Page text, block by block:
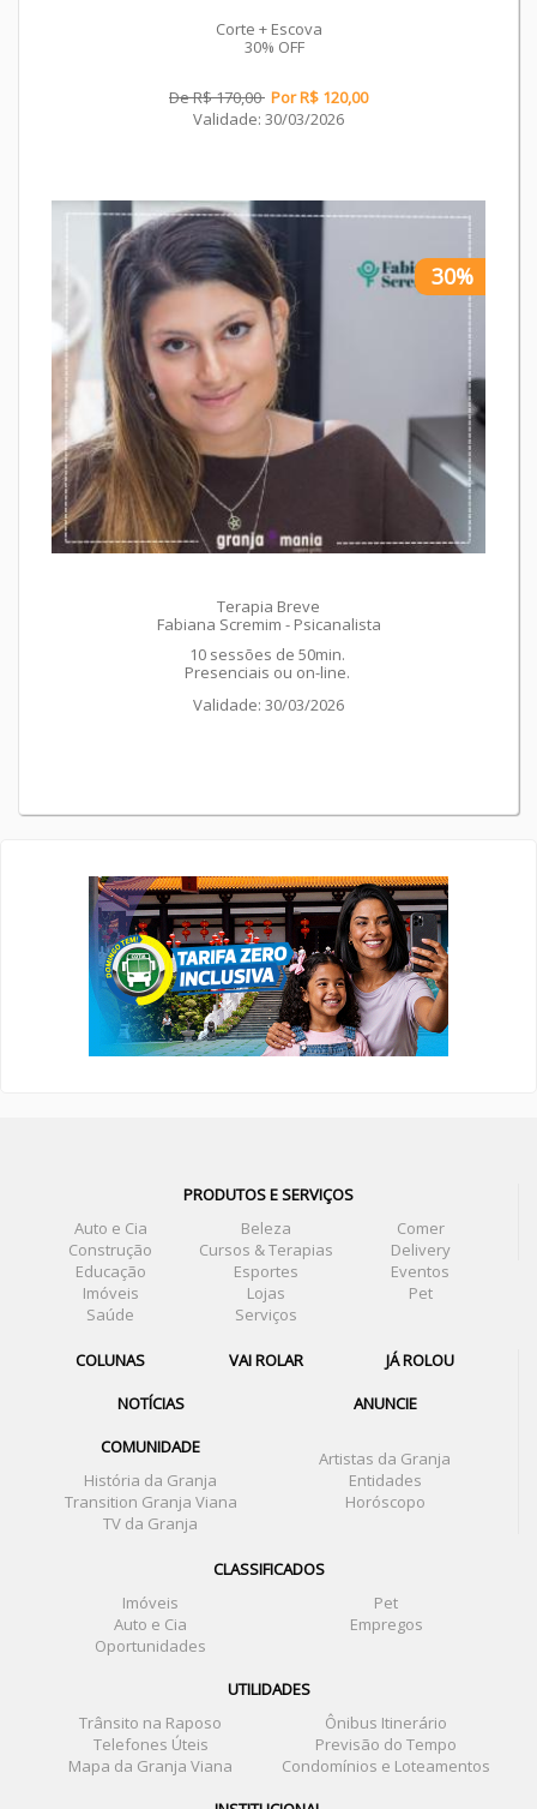
Corte + Escova
30% OFF
De R$ 170,00 Por R$ 120,00
Validade: 30/03/2026
30%
Terapia Breve
Fabiana Scremim - Psicanalista
10 sessões de 50min.
Presenciais ou on-line.
Validade: 30/03/2026
PRODUTOS E SERVIÇOS
Auto e Cia
Beleza
Comer
Construção
Cursos & Terapias
Delivery
Educação
Esportes
Eventos
Imóveis
Lojas
Pet
Saúde
Serviços
COLUNAS VAI ROLAR
JÁ ROLOU
NOTÍCIAS
ANUNCIE
COMUNIDADE
Artistas da Granja
História da Granja
Entidades
Transition Granja Viana
Horóscopo
TV da Granja
CLASSIFICADOS
Imóveis
Pet
Auto e Cia
Empregos
Oportunidades
UTILIDADES
Trânsito na Raposo
Ônibus Itinerário
Telefones Úteis
Previsão do Tempo
Mapa da Granja Viana
Condomínios e Loteamentos